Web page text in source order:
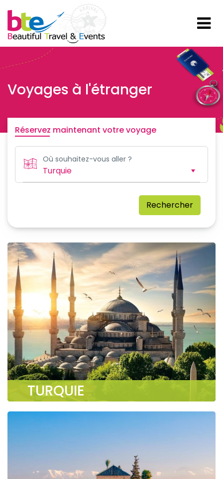
Voyages à l'étranger
Réservez maintenant votre voyage
Où souhaitez-vous aller ?
Rechercher
TURQUIE